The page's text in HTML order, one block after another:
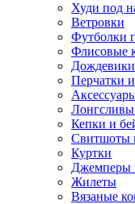
Худи под
Ветровки
Футболки
Флисовые
Дождевики
Перчатки
Кепки и
Свитшоты
Куртки
Джемперы
Жилеты
Вязаные